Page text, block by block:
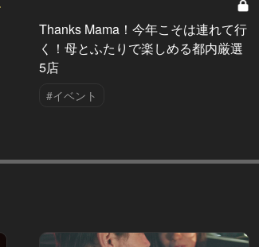
Thanks Mama！今年こそは連れて行
く！母とふたりで楽しめる都内厳選
5店
#イベント